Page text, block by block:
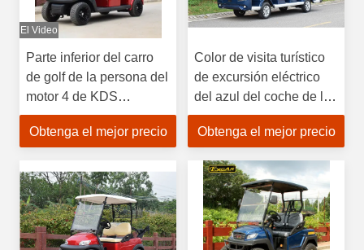
El Video
Parte inferior del carro
de golf de la persona del
motor 4 de KDS
respaldo anchos y
suaves de Seat y
Obtenga el mejor precio
Color de visita turístico
de excursión eléctrico
del azul del coche de los
mini de golf pasajeros
eléctricos de los carros
Obtenga el mejor precio